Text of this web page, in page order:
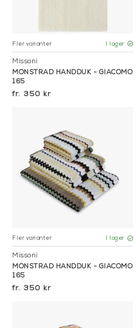
Fler varianter I lager
Missoni
MÖNSTRAD HANDDUK - GIACOMO
165
350 kr
Fler varianter I lager
Missoni
MÖNSTRAD HANDDUK - GIACOMO
165
350 kr